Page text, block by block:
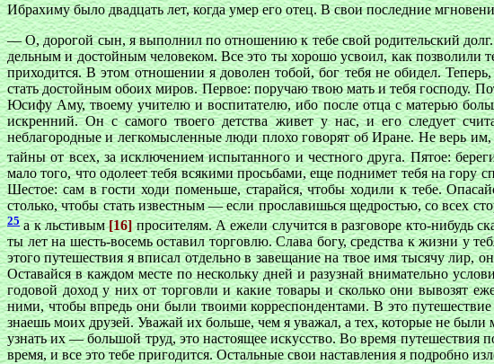
Ибрахиму было двадцать лет, когда умер его отец. В свои последние
— О, дорогой сын, я выполнил по отношению к тебе свой родительский
дельным и достойным человеком. Все это ты хорошо усвоил, как позволили
приходится. В этом отношении я доволен тобой, бог тебя не обидел.
стать достойным обоих миров. Первое: поручаю твою мать и тебя господу.
Юсифу Аму, твоему учителю и воспитателю, ибо после отца с матерью
искренний. Он с самого твоего детства живет у нас, и его следует
неблагородные и легкомысленные люди плохо говорят об Иране. Не верь
тайны от всех, за исключением испытанного и честного друга. Пятое:
мало того, что одолеет тебя всякими просьбами, еще поднимет тебя на гору
Шестое: сам в гости ходи поменьше, старайся, чтобы ходили к тебе.
столько, чтобы стать известным — если прославишься щедростью, со всех
25а к льстивым[16]просителям. А ежели случится в разговоре кто-нибудь
ты лет на шесть-восемь оставил торговлю. Слава богу, средства к жизни у
этого путешествия я вписал отдельно в завещание на твое имя тысячу
Оставайся в каждом месте по нескольку дней и разузнай внимательно
годовой доход у них от торговли и какие товары и сколько они вывозят
ними, чтобы впредь они были твоими корреспондентами. В это
знаешь моих друзей. Уважай их больше, чем я уважал, а тех, которые не были
узнать их — большой труд, это настоящее искусство. Во время путешествия
время, и все это тебе пригодится. Остальные свои наставления я подробно